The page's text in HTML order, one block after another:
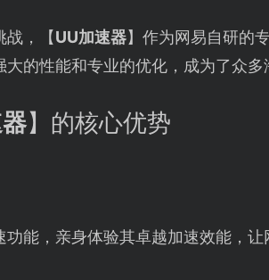
战，【UU加速器】作为网易自研的
大的性能和专业的优化，成为了众多
】的核心优势
能，亲身体验其卓越加速效能，让